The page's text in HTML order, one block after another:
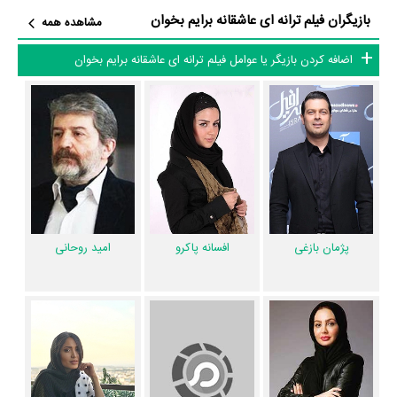
نیز آمارها و نکات جذابی را می‌توان بیان کرد. براساس آمارها فیلم ترانه ای
عاشقانه برایم بخوان به طور متوسط فعالیت 13ام بازیگران این اثر است.
براساس امتیاز مردم فیلم ترانه ای عاشقانه برایم بخوان یکی از 4 اثر شاخص
مهرداد غفارزادهدر حرفه کارگردانی محسوب می‌شود.
7 تن از بازیگران ترانه ای عاشقانه برایم بخوان، اولین فعالیت جدی بازیگری
اولی بوده‌اند:
آی‌تک جاوید‌نژاد یوسف چیم علی بوراک جیلان،هازال تورسان
آیشن اینجی ،سمرا دینجر الیف ارول.
همچنین
مهرداد غفارزاده
کارگردان ترانه ای عاشقانه برایم بخوان اولین همکاری
خود با بازیگرانی چون
پژمان بازغی،افسانه‌ پاکرو امید روحانی، سارا احمدیان
برایم بخوان نیز 65 همکاریِ اول رخ داده، به‌عبارت دیگر در این فیلم میان هر
یک از 12 بازیگر با یکدیگر یک رابطه همکاری شکل گرفته که 65 همکاری برای
اولین‌مرتبه در ترانه ای عاشقانه برایم بخوان رخ داده است. مانند:پژمان بازغی
افسانه‌ پاکرو، امید روحانی سارا احمدیان،فرناز محمودیهوآی‌تک جاوید‌نژاد
بازیگران فیلم ترانه ای عاشقانه برایم بخوان
مشاهده همه
اضافه کردن بازیگر یا عوامل فیلم ترانه ای عاشقانه برایم بخوان
پژمان بازغی افسانه‌ پاکرو امید روحانی